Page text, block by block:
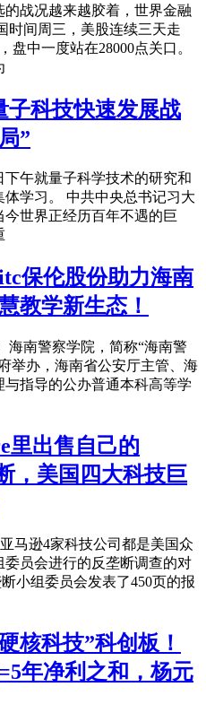
战况越来越胶着，世界金融
时间周三，美股连续三天走
盘中一度站在28000点关口。
子科技快速发展战
”
下午就量子科学技术的研究和
体学习。 中共中央总书记习大
世界正经历百年不遇的巨
保伦股份助力海南
教学新生态！
海南警察学院，简称“海南警
举办，海南省公安厅主管、海
指导的公办普通本科高等学
里出售自己的
，美国四大科技巨
马逊4家科技公司都是美国众
员会进行的反垄断调查的对
小组委员会发表了450页的报
核科技”科创板！
年净利之和，杨元